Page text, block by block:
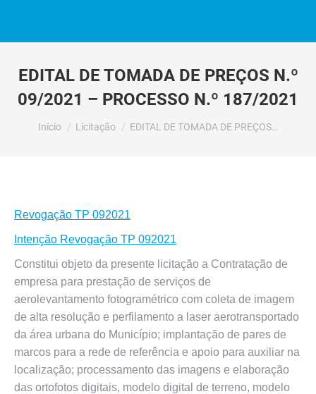
EDITAL DE TOMADA DE PREÇOS N.º
09/2021 – PROCESSO N.º 187/2021
Você está aqui:
Início Licitação EDITAL DE TOMADA DE PREÇOS…
Revogação TP 092021
Intenção Revogação TP 092021
Constitui objeto da presente licitação a Contratação de
empresa para prestação de serviços de
aerolevantamento fotogramétrico com coleta de imagem
de alta resolução e perfilamento a laser aerotransportado
da área urbana do Município; implantação de pares de
marcos para a rede de referência e apoio para auxiliar na
localização; processamento das imagens e elaboração
das ortofotos digitais, modelo digital de terreno, modelo